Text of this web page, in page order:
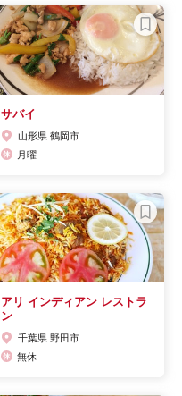
サバイ
山形県 鶴岡市
月曜
アリ インディアン レストラ
ン
千葉県 野田市
無休